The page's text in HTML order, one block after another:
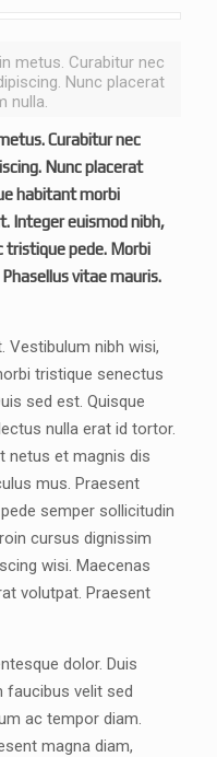
metus. Curabitur nec
Nunc placerat
nulla.
Curabitur nec
Nunc placerat
habitant morbi
Integer euismod nibh,
tristique pede. Morbi
vitae mauris.
Vestibulum nibh wisi,
tristique senectus
sed est. Quisque
nulla erat id tortor.
netus et magnis dis
mus. Praesent
semper sollicitudin
cursus dignissim
wisi. Maecenas
volutpat. Praesent
dolor. Duis
faucibus velit sed
ac tempor diam.
magna diam,